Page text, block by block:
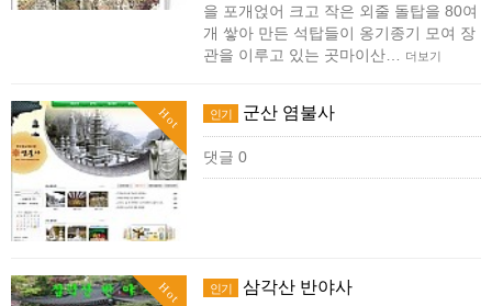
을 포개얹어 크고 작은 외줄 돌탑을 80여
개 쌓아 만든 석탑들이 옹기종기 모여 장
관을 이루고 있는 곳마이산…
더보기
Hot 인기 군산 염불사
댓글 0
Hot 인기 삼각산 반야사